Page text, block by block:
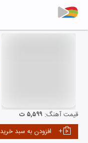
قیمت آهنگ: ۵,۵۹۹ ت
افزودن به سبد خرید